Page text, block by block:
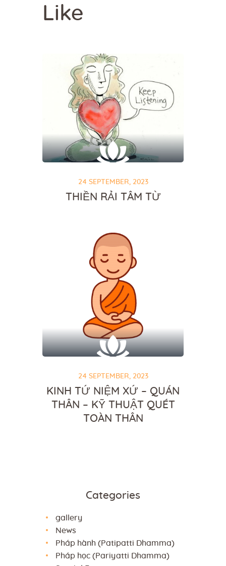
Like
24 SEPTEMBER, 2023
THIỀN RẢI TÂM TỪ
24 SEPTEMBER, 2023
KINH TỨ NIỆM XỨ – QUÁN
THÂN – KỸ THUẬT QUÉT
TOÀN THÂN
Categories
gallery
News
Pháp hành (Patipatti Dhamma)
Pháp học (Pariyatti Dhamma)